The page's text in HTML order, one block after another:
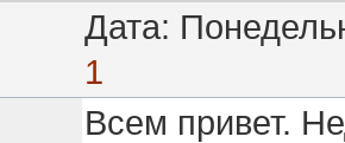
Дата:
1
Всем привет.